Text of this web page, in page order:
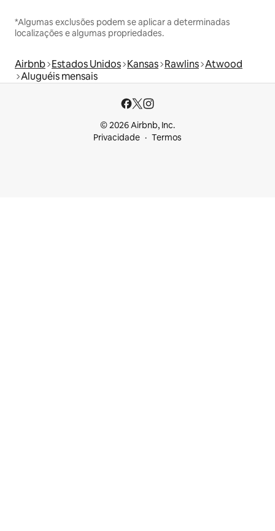
*Algumas exclusões podem se aplicar a determinadas
localizações e algumas propriedades.
Airbnb Estados Unidos Kansas Rawlins Atwood
Aluguéis mensais
© 2026 Airbnb, Inc.
Privacidade
Termos